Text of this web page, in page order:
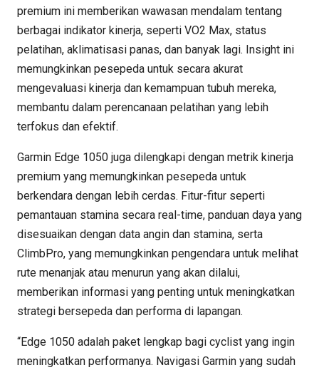
premium ini memberikan wawasan mendalam tentang
berbagai indikator kinerja, seperti VO2 Max, status
pelatihan, aklimatisasi panas, dan banyak lagi. Insight ini
memungkinkan pesepeda untuk secara akurat
mengevaluasi kinerja dan kemampuan tubuh mereka,
membantu dalam perencanaan pelatihan yang lebih
terfokus dan efektif.
Garmin Edge 1050 juga dilengkapi dengan metrik kinerja
premium yang memungkinkan pesepeda untuk
berkendara dengan lebih cerdas. Fitur-fitur seperti
pemantauan stamina secara real-time, panduan daya yang
disesuaikan dengan data angin dan stamina, serta
ClimbPro, yang memungkinkan pengendara untuk melihat
rute menanjak atau menurun yang akan dilalui,
memberikan informasi yang penting untuk meningkatkan
strategi bersepeda dan performa di lapangan.
“Edge 1050 adalah paket lengkap bagi cyclist yang ingin
meningkatkan performanya. Navigasi Garmin yang sudah